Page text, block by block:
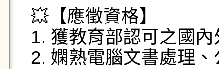
💥【應徵資格】
1. 獲教育部認可之國
2. 嫻熟電腦文書處理